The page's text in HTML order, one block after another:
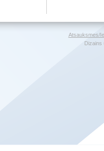
Atsauksmes/
Dizains